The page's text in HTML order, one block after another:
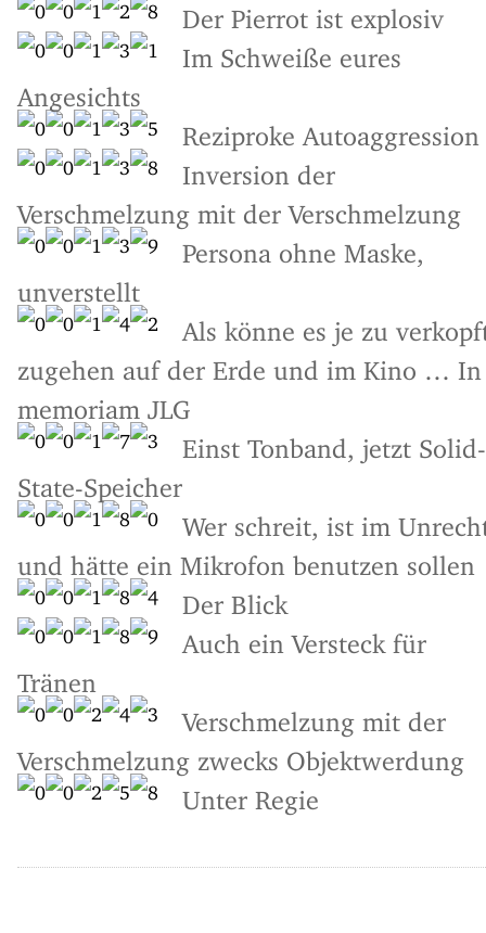
Der Pierrot ist explosiv
Im Schweiße eures
Angesichts
Reziproke Autoaggression
Inversion der
Verschmelzung mit der Verschmelzung
Persona ohne Maske,
unverstellt
Als könne es je zu
zugehen auf der Erde und im Kino … In
memoriam JLG
Einst Tonband, jetzt Solid-
State-Speicher
Wer schreit, ist im
und hätte ein Mikrofon benutzen sollen
Der Blick
Auch ein Versteck für
Tränen
Verschmelzung mit der
Verschmelzung zwecks Objektwerdung
Unter Regie